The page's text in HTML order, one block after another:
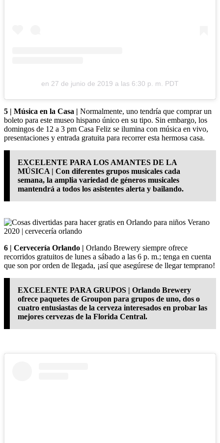
en 27 de junio de 2019 a las 6:30 p. m. PDT
5 | Música en la Casa | Normalmente, uno tendría que comprar un
boleto para este museo hispano único en su tipo. Sin embargo, los
domingos de 12 a 3 pm Casa Feliz se ilumina con música en vivo,
presentaciones y entrada gratuita para recorrer esta hermosa casa.
EXCELENTE PARA LOS AMANTES DE LA
MÚSICA | Con diferentes grupos musicales cada
semana, la amplia variedad de géneros musicales
mantendrá a todos los asistentes alerta y bailando.
6 | Cervecería Orlando | Orlando Brewery siempre ofrece
recorridos gratuitos de lunes a sábado a las 6 p. m.; tenga en cuenta
que son por orden de llegada, ¡así que asegúrese de llegar temprano!
EXCELENTE PARA GRUPOS | Orlando Brewery
ofrece paquetes de Groupon para grupos de uno, dos o
cuatro entusiastas de la cerveza interesados en probar las
mejores cervezas de la Florida Central.